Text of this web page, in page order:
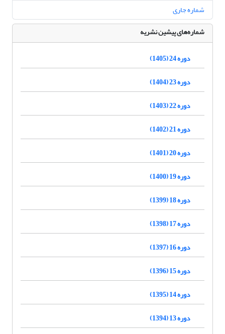
شماره جاری
شماره‌های پیشین نشریه
دوره 24 (1405)
دوره 23 (1404)
دوره 22 (1403)
دوره 21 (1402)
دوره 20 (1401)
دوره 19 (1400)
دوره 18 (1399)
دوره 17 (1398)
دوره 16 (1397)
دوره 15 (1396)
دوره 14 (1395)
دوره 13 (1394)